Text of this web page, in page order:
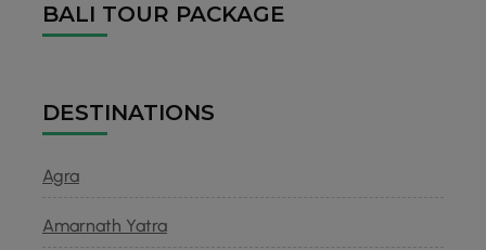
BALI TOUR PACKAGE
DESTINATIONS
Agra
Amarnath Yatra